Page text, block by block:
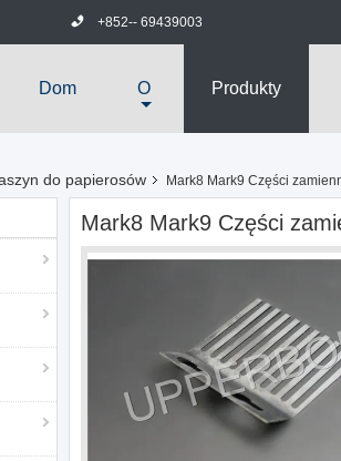
+852-- 69439003
Dom O Produkty
do papierosów Mark8 Mark9 Części
Mark8 Mark9 Części